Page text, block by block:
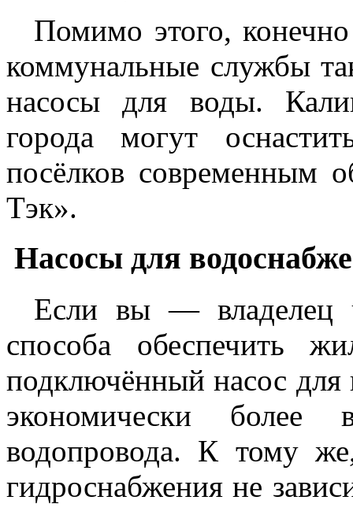
Помимо этого,
коммунальные службы
насосы для воды.
города могут
посёлков современным
Тэк».
Насосы для
Если вы — владелец
способа обеспечить
подключённый насос для
экономически более
водопровода. К тому
гидроснабжения не